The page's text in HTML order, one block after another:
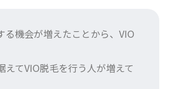
る機会が増えたことから、VIO
てVIO脱毛を行う人が増えて